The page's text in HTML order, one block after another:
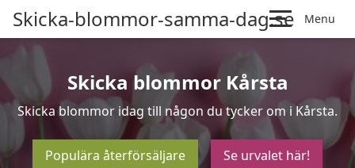
Skicka-blommor-samma-dag.se Menu
Skicka blommor Kårsta
Skicka blommor idag till någon du tycker om i Kårsta.
Populära återförsäljare Se urvalet här!